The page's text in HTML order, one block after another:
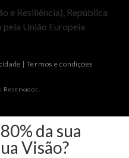
| Termos e condições
Reservados.
da sua
Visão?